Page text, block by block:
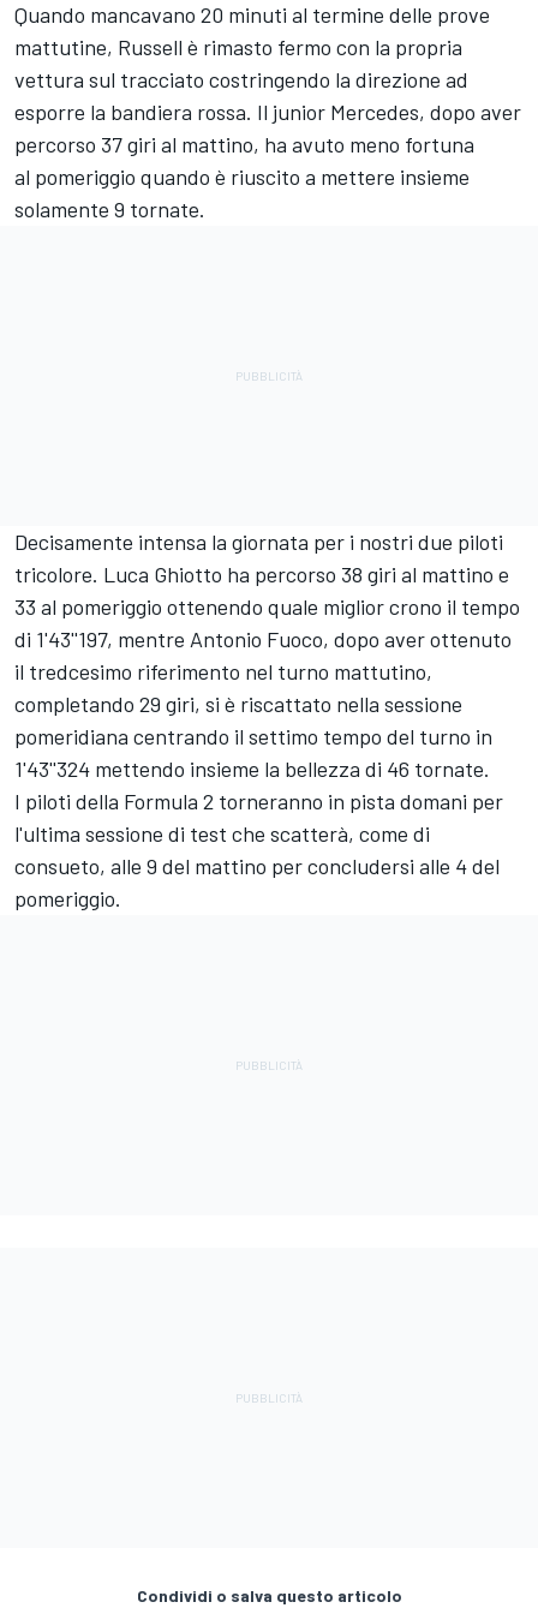
Quando mancavano 20 minuti al termine delle prove
mattutine, Russell è rimasto fermo con la propria
vettura sul tracciato costringendo la direzione ad
esporre la bandiera rossa. Il junior Mercedes, dopo aver
percorso 37 giri al mattino, ha avuto meno fortuna
al pomeriggio quando è riuscito a mettere insieme
solamente 9 tornate.
Decisamente intensa la giornata per i nostri due piloti
tricolore. Luca Ghiotto ha percorso 38 giri al mattino e
33 al pomeriggio ottenendo quale miglior crono il tempo
di 1'43''197, mentre Antonio Fuoco, dopo aver ottenuto
il tredcesimo riferimento nel turno mattutino,
completando 29 giri, si è riscattato nella sessione
pomeridiana centrando il settimo tempo del turno in
1'43''324 mettendo insieme la bellezza di 46 tornate.
I piloti della Formula 2 torneranno in pista domani per
l'ultima sessione di test che scatterà, come di
consueto, alle 9 del mattino per concludersi alle 4 del
pomeriggio.
Condividi o salva questo articolo